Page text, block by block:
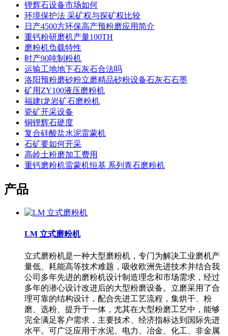
锂辉石设备市场如何
环境保护法 采矿权与探矿权比较
日产4500方环保高产预粉磨应用简介
重钙粉研磨机产量100TH
磨粉机负载特性
时产90吨制粉机
运输工地地下石灰石合法吗
洛阳预粉磨砂粉立磨精品砂粉设备石灰石石墨
矿用ZY100液压磨粉机
福建l龙岩矿石磨粉机
瓷矿开采设备
铜锂辉石硬度
复合硅酸盐水泥雷蒙机
石矿要如何开采
高岭土粉磨加工费用
重钙磨粉机雷蒙机恒基 系列青石磨粉机
产品
LM 立式磨粉机
立式磨粉机是一种大型磨粉机，专门为解决工业磨机产
量低、耗能高等技术难题，吸收欧洲先进技术并结合我
公司多年先进的磨粉机设计制造理念和市场需求，经过
多年的潜心设计改进后的大型粉磨设备。立磨采用了合
理可靠的结构设计，配合先进工艺流程，集烘干、粉
磨、选粉、提升于一体，尤其在大型粉磨工艺中，能够
完全满足客户需求，主要技术、经济指标达到国际先进
水平。可广泛应用于水泥、电力、冶金、化工、非金属